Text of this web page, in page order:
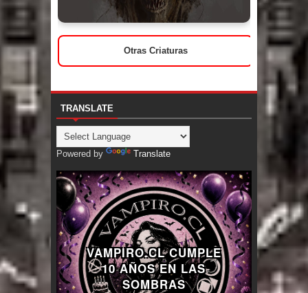
Otras Criaturas
TRANSLATE
Powered by Translate
VAMPIRO.CL CUMPLE
10 AÑOS EN LAS
SOMBRAS